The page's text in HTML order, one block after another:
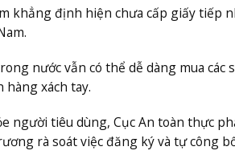
khẳng định hiện chưa cấp giấy tiếp
nước vẫn có thể dễ dàng mua các
xách tay.
người tiêu dùng, Cục An toàn thực
rà soát việc đăng ký và tự công